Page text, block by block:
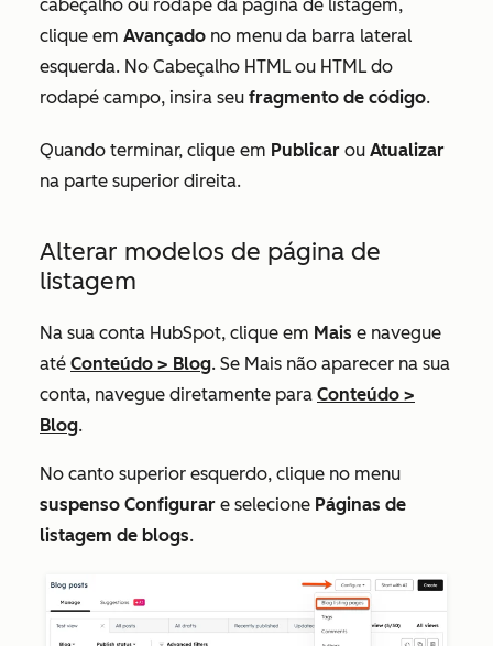
cabeçalho ou rodapé da página de listagem,
clique em Avançado no menu da barra lateral
esquerda. No Cabeçalho HTML ou HTML do
rodapé campo, insira seu fragmento de código.
Quando terminar, clique em Publicar ou Atualizar
na parte superior direita.
Alterar modelos de página de
listagem
Na sua conta HubSpot, clique em Mais e navegue
até Conteúdo > Blog. Se Mais não aparecer na sua
conta, navegue diretamente para Conteúdo >
Blog.
No canto superior esquerdo, clique no menu
suspenso Configurar e selecione Páginas de
listagem de blogs.